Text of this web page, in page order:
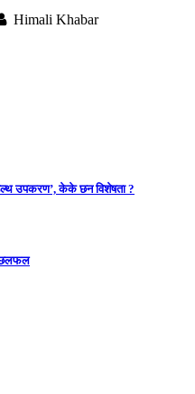
Himali Khabar
उपकरण’, केके छन विशेषता ?
छलफल